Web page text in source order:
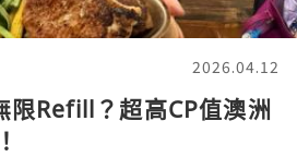
2026.04.12
限Refill？超高CP值澳洲